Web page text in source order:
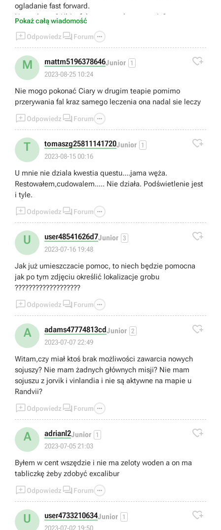
ogladanie fast forward.
Normalne to? Ubisoft komentowal ta sytuacje?
Pokaż całą wiadomość
Odpowiedz  Forum 
M mattm5196378646Junior 1
2023-08-25 10:24

Nie mogo pokonać Ciary w drugim teapie pomimo
przerywania fal kraz samego leczenia ona nadal sie leczy
Odpowiedz  Forum 
T tomaszg25811141720Junior 1
2023-08-15 00:16

U mnie nie dziala kwestia questu....jama węża.
Restowałem,cudowalem..... Nie działa. Podświetlenie jest
i tyle.
Odpowiedz  Forum 
U user48541626d7Junior 3
2023-07-16 19:48

Jak już umieszczacie pomoc, to niech będzie pomocna
jak po tym zdjęciu określić lokalizacje grobu
???????????????????
Odpowiedz  Forum 
A adams47774813cdJunior 2
2023-07-07 22:49

Witam,czy miał ktoś brak możliwości zawarcia nowych
sojuszy? Nie mam żadnych głównych misji? Nie mam
sojuszu z jorvik i vinlandia i nie są aktywne na mapie u
Randvii?
Odpowiedz  Forum 
A adrianl2Junior 1
2023-07-05 21:03

Byłem w cent wszędzie i nie ma zeloty woden a on ma
tabliczkę żeby zdobyć excalibur
Odpowiedz  Forum 
U user4733210634Junior 1
2023-07-02 19:50
